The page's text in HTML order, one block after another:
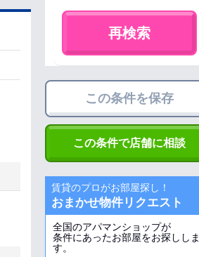
再検索
この条件を保存
この条件で店舗に相談
賃貸のプロがお部屋探し！
おまかせ物件リクエスト
全国のアパマンショップが
条件にあったお部屋をお探ししま
す。